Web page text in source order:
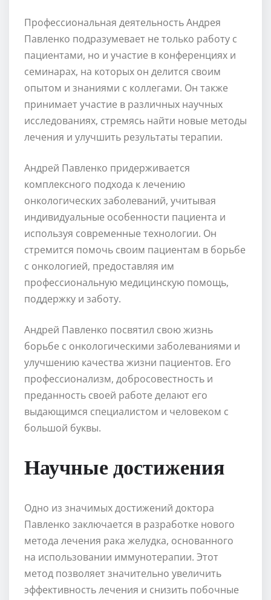
Профессиональная деятельность Андрея
Павленко подразумевает не только работу с
пациентами, но и участие в конференциях и
семинарах, на которых он делится своим
опытом и знаниями с коллегами. Он также
принимает участие в различных научных
исследованиях, стремясь найти новые методы
лечения и улучшить результаты терапии.
Андрей Павленко придерживается
комплексного подхода к лечению
онкологических заболеваний, учитывая
индивидуальные особенности пациента и
используя современные технологии. Он
стремится помочь своим пациентам в борьбе
с онкологией, предоставляя им
профессиональную медицинскую помощь,
поддержку и заботу.
Андрей Павленко посвятил свою жизнь
борьбе с онкологическими заболеваниями и
улучшению качества жизни пациентов. Его
профессионализм, добросовестность и
преданность своей работе делают его
выдающимся специалистом и человеком с
большой буквы.
Научные достижения
Одно из значимых достижений доктора
Павленко заключается в разработке нового
метода лечения рака желудка, основанного
на использовании иммунотерапии. Этот
метод позволяет значительно увеличить
эффективность лечения и снизить побочные